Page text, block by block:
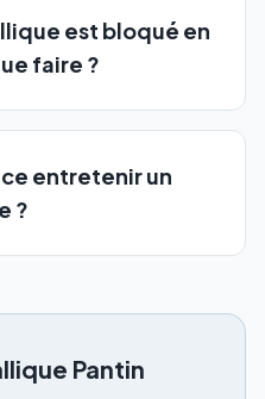
est bloqué en
faire ?
entretenir un
?
Pantin